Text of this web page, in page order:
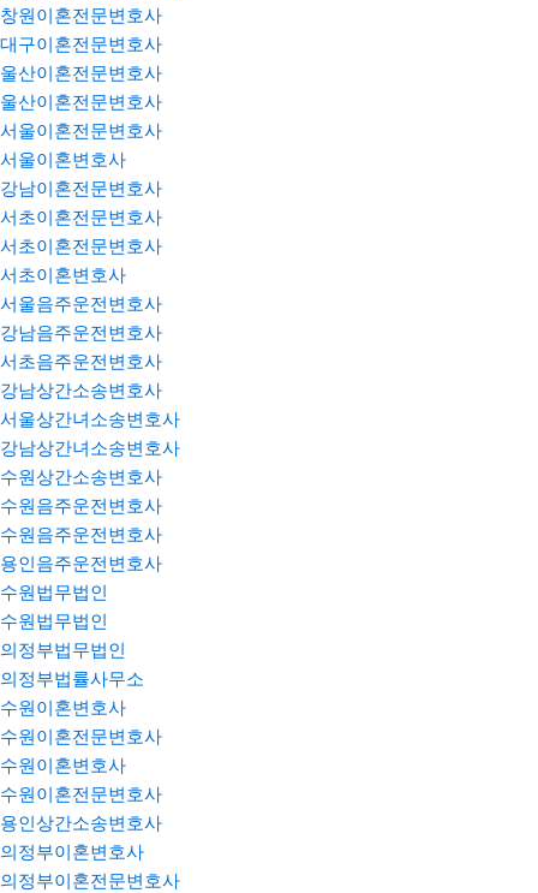
창원이혼전문변호사
대구이혼전문변호사
울산이혼전문변호사
울산이혼전문변호사
서울이혼전문변호사
서울이혼변호사
강남이혼전문변호사
서초이혼전문변호사
서초이혼전문변호사
서초이혼변호사
서울음주운전변호사
강남음주운전변호사
서초음주운전변호사
강남상간소송변호사
서울상간녀소송변호사
강남상간녀소송변호사
수원상간소송변호사
수원음주운전변호사
수원음주운전변호사
용인음주운전변호사
수원법무법인
수원법무법인
의정부법무법인
의정부법률사무소
수원이혼변호사
수원이혼전문변호사
수원이혼변호사
수원이혼전문변호사
용인상간소송변호사
의정부이혼변호사
의정부이혼전문변호사